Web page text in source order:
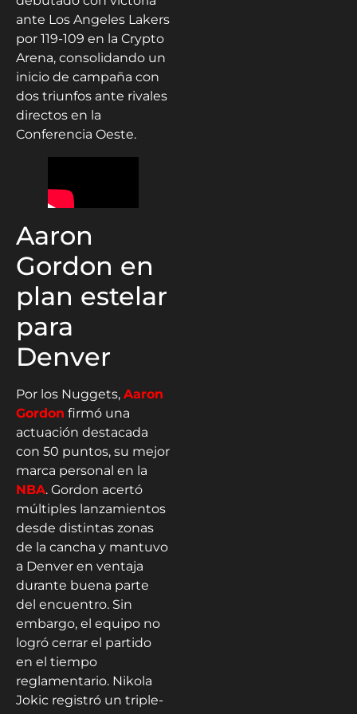
ante Los Angeles Lakers
por 119-109 en la Crypto
Arena, consolidando un
inicio de campaña con
dos triunfos ante rivales
directos en la
Conferencia Oeste.
Aaron
Gordon en
plan estelar
para
Denver
Por los Nuggets, Aaron
Gordon firmó una
actuación destacada
con 50 puntos, su mejor
marca personal en la
NBA. Gordon acertó
múltiples lanzamientos
desde distintas zonas
de la cancha y mantuvo
a Denver en ventaja
durante buena parte
del encuentro. Sin
embargo, el equipo no
logró cerrar el partido
en el tiempo
reglamentario. Nikola
Jokic registró un triple-